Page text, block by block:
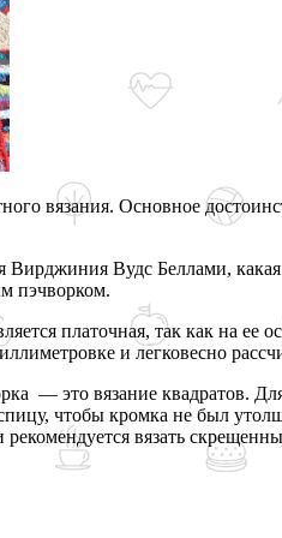
вязания. Основное
Вирджиния Вудс Беллами,
пэчворком.
платочная, так как на
и легковесно
— это вязание квадратов.
чтобы кромка не был
рекомендуется вязать